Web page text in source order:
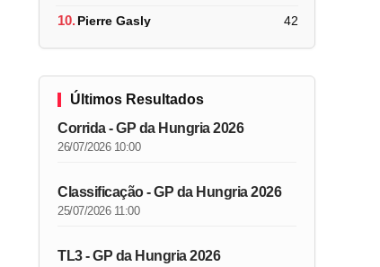
10.Pierre Gasly 42
Últimos Resultados
Corrida - GP da Hungria 2026
26/07/2026 10:00
Classificação - GP da Hungria 2026
25/07/2026 11:00
TL3 - GP da Hungria 2026